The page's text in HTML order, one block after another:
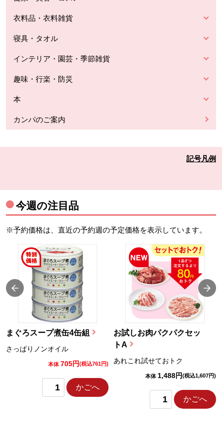
衣料品・衣料雑貨
寝具・タオル
インテリア・園芸・季節雑貨
趣味・行楽・防災
本
カンパのご案内
記号凡例
今週の注目品
※予約価格は、直近の予約週の予定価格を表示しています。
まぐろスープ煮缶4缶組
さっぱりノンオイル
本体 705円(税込761円)
かごへ
お試しお肉パクパクセッ
トA
あれこれ試せておトク
本体 1,488円(税込1,607円)
かごへ